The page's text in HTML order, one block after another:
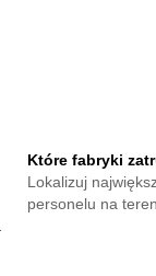
Które fabryki
Lokalizuj
personelu na